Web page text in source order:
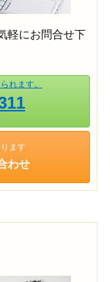
軽にお問合せ下
れます。
ます
わせ